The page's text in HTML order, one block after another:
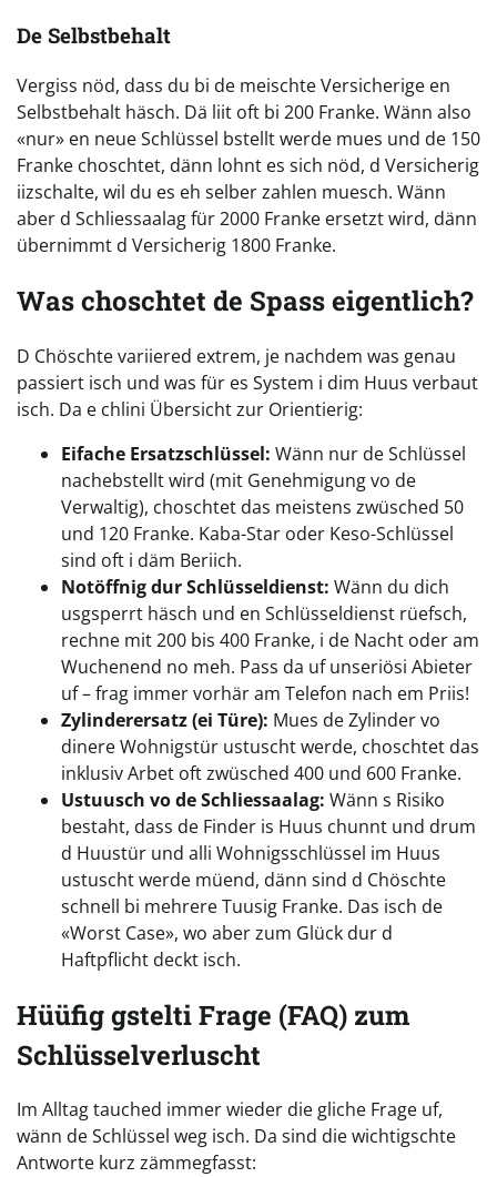
De Selbstbehalt
Vergiss nöd, dass du bi de meischte Versicherige en
Selbstbehalt häsch. Dä liit oft bi 200 Franke. Wänn also
«nur» en neue Schlüssel bstellt werde mues und de 150
Franke choschtet, dänn lohnt es sich nöd, d Versicherig
iizschalte, wil du es eh selber zahlen muesch. Wänn
aber d Schliessaalag für 2000 Franke ersetzt wird, dänn
übernimmt d Versicherig 1800 Franke.
Was choschtet de Spass eigentlich?
D Chöschte variiered extrem, je nachdem was genau
passiert isch und was für es System i dim Huus verbaut
isch. Da e chlini Übersicht zur Orientierig:
Eifache Ersatzschlüssel: Wänn nur de Schlüssel
nachebstellt wird (mit Genehmigung vo de
Verwaltig), choschtet das meistens zwüsched 50
und 120 Franke. Kaba-Star oder Keso-Schlüssel
sind oft i däm Beriich.
Notöffnig dur Schlüsseldienst: Wänn du dich
usgsperrt häsch und en Schlüsseldienst rüefsch,
rechne mit 200 bis 400 Franke, i de Nacht oder am
Wuchenend no meh. Pass da uf unseriösi Abieter
uf – frag immer vorhär am Telefon nach em Priis!
Zylinderersatz (ei Türe): Mues de Zylinder vo
dinere Wohnigstür ustuscht werde, choschtet das
inklusiv Arbet oft zwüsched 400 und 600 Franke.
Ustuusch vo de Schliessaalag: Wänn s Risiko
bestaht, dass de Finder is Huus chunnt und drum
d Huustür und alli Wohnigsschlüssel im Huus
ustuscht werde müend, dänn sind d Chöschte
schnell bi mehrere Tuusig Franke. Das isch de
«Worst Case», wo aber zum Glück dur d
Haftpflicht deckt isch.
Hüüfig gstelti Frage (FAQ) zum
Schlüsselverluscht
Im Alltag tauched immer wieder die gliche Frage uf,
wänn de Schlüssel weg isch. Da sind die wichtigschte
Antworte kurz zämmegfasst: